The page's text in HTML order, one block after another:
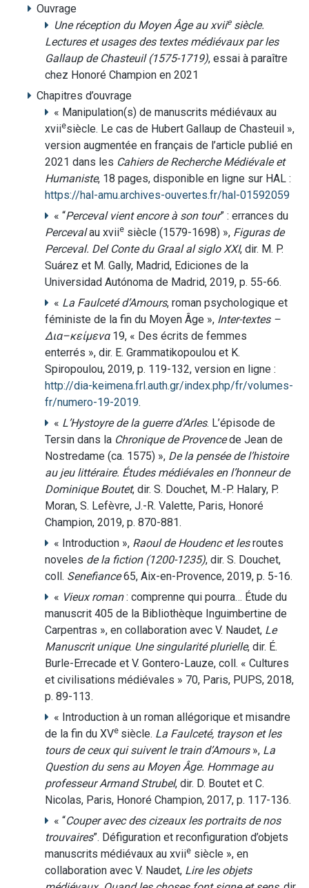
Ouvrage
Une réception du Moyen Âge au xviiesiècle.
Lectures et usages des textes médiévaux par les
Gallaup de Chasteuil (1575-1719), essai à paraître
chez Honoré Champion en 2021
Chapitres d’ouvrage
« Manipulation(s) de manuscrits médiévaux au
xviiesiècle. Le cas de Hubert Gallaup de Chasteuil »,
version augmentée en français de l’article publié en
2021 dans les Cahiers de Recherche Médiévale et
Humaniste, 18 pages, disponible en ligne sur HAL :
https://hal-amu.archives-ouvertes.fr/hal-01592059
« “Perceval vient encore à son tour” : errances du
Percevalau xviie siècle (1579-1698) », Figuras de
Perceval. Del Conte du Graal al siglo XXI, dir. M. P.
Suárez et M. Gally, Madrid, Ediciones de la
Universidad Autónoma de Madrid, 2019, p. 55-66.
« La Faulceté d’Amours, roman psychologique et
féministe de la fin du Moyen Âge », Inter-textes –
Δια–κείμενα19, « Des écrits de femmes
enterrés », dir. E. Grammatikopoulou et K.
Spiropoulou, 2019, p. 119-132, version en ligne :
http://dia-keimena.frl.auth.gr/index.php/fr/volumes-
fr/numero-19-2019.
« L’Hystoyre de la guerre d’Arles. L’épisode de
Tersin dans la Chronique de Provencede Jean de
Nostredame (ca. 1575) », De la pensée de l’histoire
au jeu littéraire. Études médiévales en l’honneur de
Dominique Boutet, dir. S. Douchet, M.-P. Halary, P.
Moran, S. Lefèvre, J.-R. Valette, Paris, Honoré
Champion, 2019, p. 870-881.
« Introduction », Raoul de Houdenc et lesroutes
noveles de la fiction (1200-1235), dir. S. Douchet,
coll. Senefiance65, Aix-en-Provence, 2019, p. 5-16.
« Vieux roman: comprenne qui pourra… Étude du
manuscrit 405 de la Bibliothèque Inguimbertine de
Carpentras », en collaboration avec V. Naudet, Le
Manuscrit unique. Une singularité plurielle, dir. É.
Burle-Errecade et V. Gontero-Lauze, coll. « Cultures
et civilisations médiévales » 70, Paris, PUPS, 2018,
p. 89-113.
« Introduction à un roman allégorique et misandre
de la fin du XVe siècle. La Faulceté, trayson et les
tours de ceux qui suivent le train d’Amours », La
Question du sens au Moyen Âge. Hommage au
professeur Armand Strubel, dir. D. Boutet et C.
Nicolas, Paris, Honoré Champion, 2017, p. 117-136.
« “Couper avec des cizeaux les portraits de nos
trouvaires”. Défiguration et reconfiguration d’objets
manuscrits médiévaux au xviie siècle », en
collaboration avec V. Naudet, Lire les objets